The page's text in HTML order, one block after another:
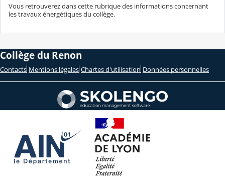
Vous retrouverez dans cette rubrique des informations concernant
les travaux énergétiques du collège.
Collège du Renon
Contacts Mentions légales Chartes d'utilisation Données personnelles